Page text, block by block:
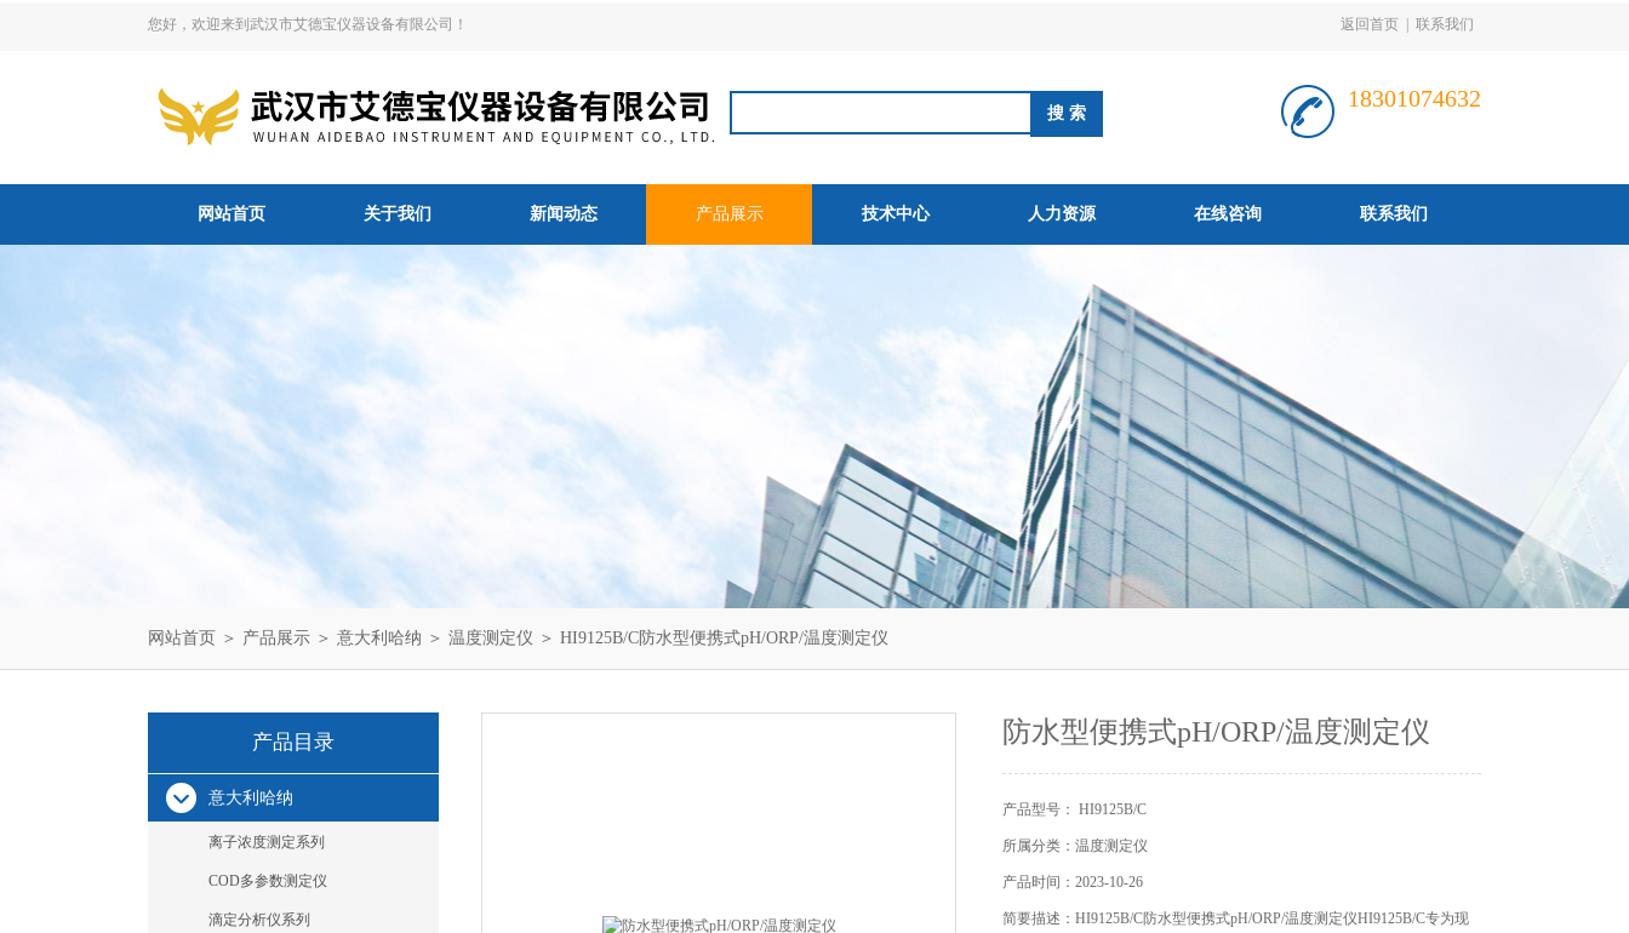
您好，欢迎来到武汉市艾德宝仪器设备有限公司！ 返回首页 联系我们
18301074632
网站首页 关于我们 新闻动态 产品展示 技术中心 人力资源 在线咨询 联系我们
网站首页 ＞ 产品展示 ＞ 意大利哈纳 ＞ 温度测定仪 ＞ HI9125B/C防水型便携式pH/ORP/温度测定仪
产品目录
意大利哈纳
离子浓度测定系列
COD多参数测定仪
滴定分析仪系列
防水型便携式pH/ORP/温度测定仪
产品型号： HI9125B/C
所属分类：温度测定仪
产品时间：2023-10-26
简要描述：HI9125B/C防水型便携式pH/ORP/温度测定仪HI9125B/C专为现